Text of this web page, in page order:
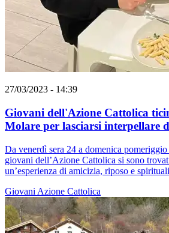
27/03/2023 - 14:39
Giovani dell'Azione Cattolica
Molare per lasciarsi interpellare
Da venerdì sera 24 a domenica
giovani dell’Azione Cattolica si sono
un’esperienza di amicizia, riposo e
Giovani Azione Cattolica